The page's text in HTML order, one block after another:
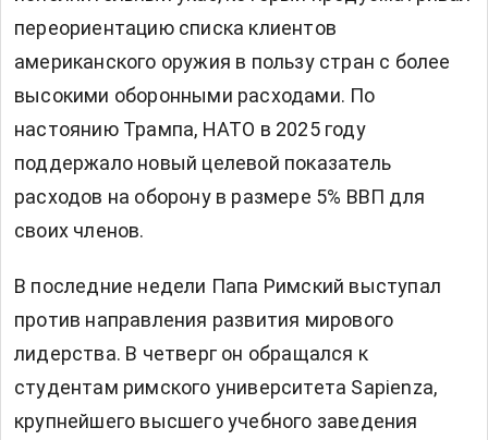
переориентацию списка клиентов
американского оружия в пользу стран с более
высокими оборонными расходами. По
настоянию Трампа, НАТО в 2025 году
поддержало новый целевой показатель
расходов на оборону в размере 5% ВВП для
своих членов.
В последние недели Папа Римский выступал
против направления развития мирового
лидерства. В четверг он обращался к
студентам римского университета Sapienza,
крупнейшего высшего учебного заведения